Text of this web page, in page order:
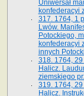
Uniwersał
konfederacyi
317. 1764, 1
Lwów.
Potockiego,
konfederacyi
innych
318. 1764,
Halicz.
ziemskiego
319. 1764,
Halicz.